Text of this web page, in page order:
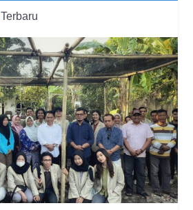
Terbaru